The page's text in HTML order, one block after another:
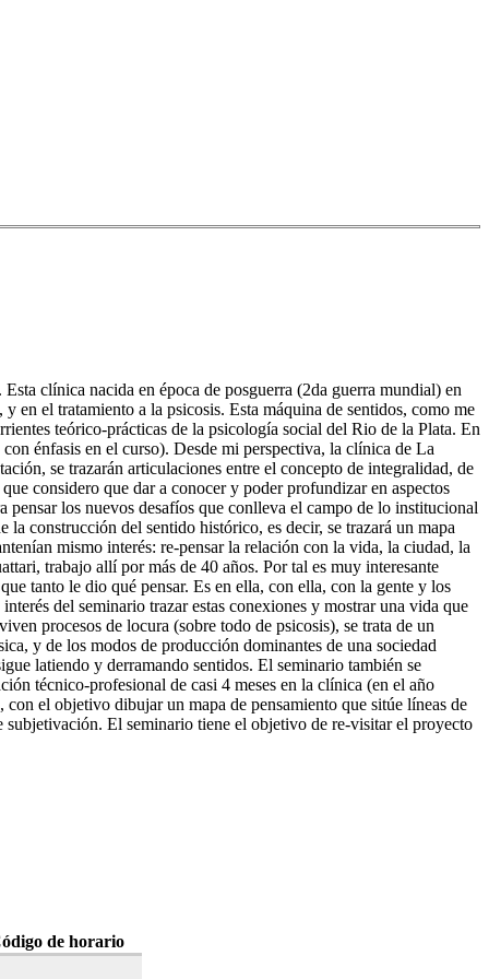
clínica nacida en época de posguerra (2da guerra mundial) en
el tratamiento a la psicosis. Esta máquina de sentidos, como me
teórico-prácticas de la psicología social del Rio de la Plata. En
énfasis en el curso). Desde mi perspectiva, la clínica de La
se trazarán articulaciones entre el concepto de integralidad, de
considero que dar a conocer y poder profundizar en aspectos
los nuevos desafíos que conlleva el campo de lo institucional
construcción del sentido histórico, es decir, se trazará un mapa
mismo interés: re-pensar la relación con la vida, la ciudad, la
trabajo allí por más de 40 años. Por tal es muy interesante
tanto le dio qué pensar. Es en ella, con ella, con la gente y los
del seminario trazar estas conexiones y mostrar una vida que
procesos de locura (sobre todo de psicosis), se trata de un
y de los modos de producción dominantes de una sociedad
latiendo y derramando sentidos. El seminario también se
técnico-profesional de casi 4 meses en la clínica (en el año
el objetivo dibujar un mapa de pensamiento que sitúe líneas de
subjetivación. El seminario tiene el objetivo de re-visitar el proyecto
de horario